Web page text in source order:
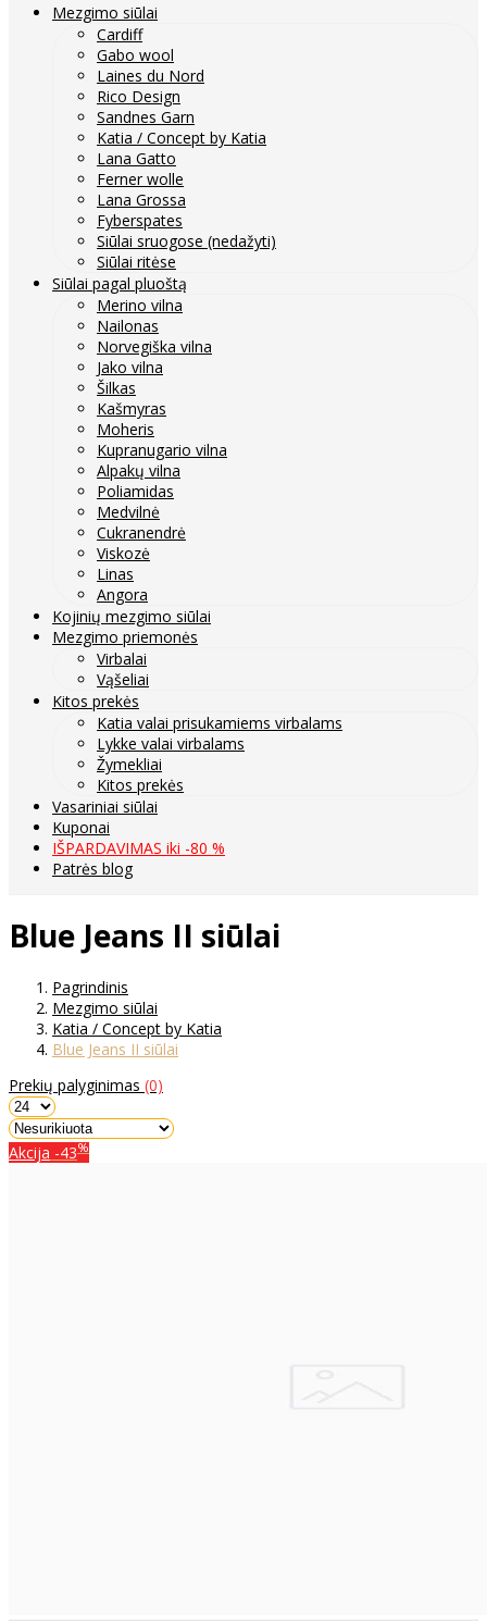
Mezgimo siūlai
Cardiff
Gabo wool
Laines du Nord
Rico Design
Sandnes Garn
Katia / Concept by Katia
Lana Gatto
Ferner wolle
Lana Grossa
Fyberspates
Siūlai sruogose (nedažyti)
Siūlai ritėse
Siūlai pagal pluoštą
Merino vilna
Nailonas
Norvegiška vilna
Jako vilna
Šilkas
Kašmyras
Moheris
Kupranugario vilna
Alpakų vilna
Poliamidas
Medvilnė
Cukranendrė
Viskozė
Linas
Angora
Kojinių mezgimo siūlai
Mezgimo priemonės
Virbalai
Vąšeliai
Kitos prekės
Katia valai prisukamiems virbalams
Lykke valai virbalams
Žymekliai
Kitos prekės
Vasariniai siūlai
Kuponai
IŠPARDAVIMAS iki -80 %
Patrės blog
Blue Jeans II siūlai
Pagrindinis
Mezgimo siūlai
Katia / Concept by Katia
Blue Jeans II siūlai
Prekių palyginimas (0)
Akcija -43%